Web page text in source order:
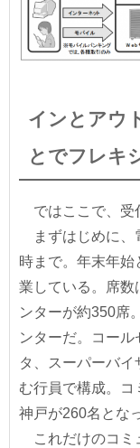
インとアウ
とでフレキ
ではここで、受
まずはじめに、
時まで。年末年始
業している。席数
ンターが約350席
ンターだ。コー
タ、スーパーバ
む行員で構成。コ
神戸が260名とな
これだけのコミ